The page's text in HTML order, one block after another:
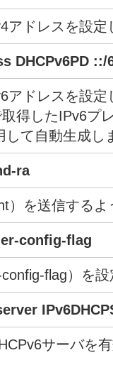
アドレスを設定
DHCPv6PD ::/
アドレスを設
得したIPv6プ
して自動生成し
ra
）を送信する
config-flag
flag）を
サーバを